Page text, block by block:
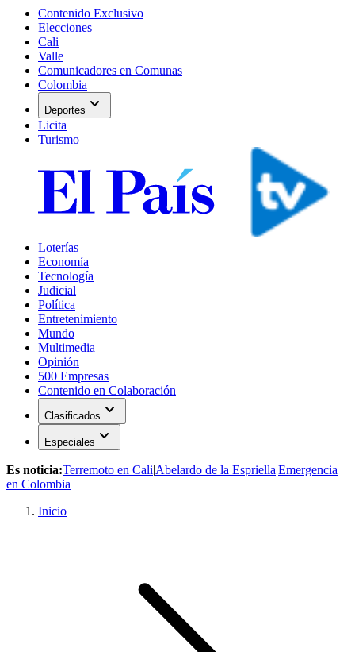
Contenido Exclusivo
Elecciones
Cali
Valle
Comunicadores en Comunas
Colombia
Deportes expand_more
Licita
Turismo
Loterías
Economía
Tecnología
Judicial
Política
Entretenimiento
Mundo
Multimedia
Opinión
500 Empresas
Contenido en Colaboración
Clasificados expand_more
Especiales expand_more
Es noticia:Terremoto en Cali|Abelardo de la Espriella|Emergencia
en Colombia
Inicio